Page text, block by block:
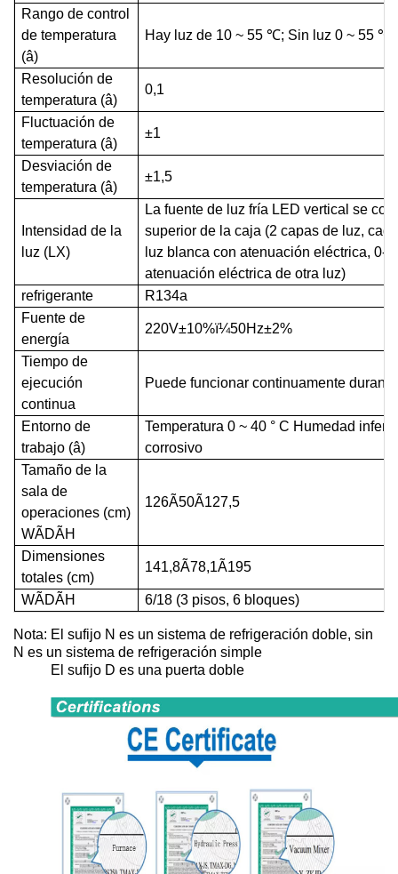
Rango de control
de temperatura
(â)
Hay luz de 10 ~ 55 ℃; Sin luz 0 ~ 55 ℃
Resolución de
temperatura (â)
0,1
Fluctuación de
temperatura (â)
±1
Desviación de
temperatura (â)
±1,5
Intensidad de la
luz (LX)
La fuente de luz fría LED vertical se
superior de la caja (2 capas de luz,
luz blanca con atenuación eléctrica, 0-
atenuación eléctrica de otra luz)
refrigerante
R134a
Fuente de
energía
220V±10%ï¼50Hz±2%
Tiempo de
ejecución
continua
Puede funcionar continuamente
Entorno de
trabajo (â)
Temperatura 0 ~ 40 ° C Humedad
corrosivo
Tamaño de la
sala de
operaciones (cm)
WÃDÃH
126Ã50Ã127,5
Dimensiones
totales (cm)
141,8Ã78,1Ã195
WÃDÃH 6/18 (3 pisos, 6 bloques)
Nota: El sufijo N es un sistema de refrigeración doble, sin
N es un sistema de refrigeración simple
El sufijo D es una puerta doble